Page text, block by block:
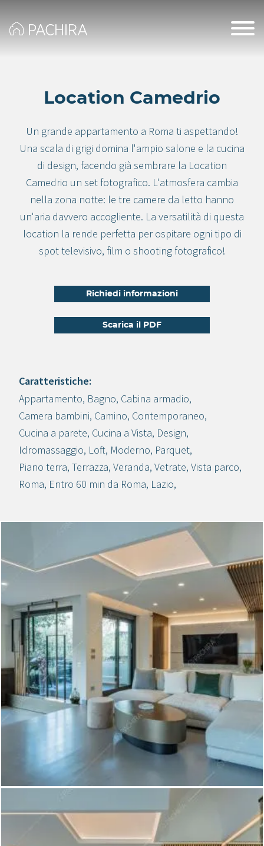
Location Camedrio
Un grande appartamento a Roma ti aspettando!
Una scala di grigi domina l'ampio salone e la cucina
di design, facendo già sembrare la Location
Camedrio un set fotografico. L'atmosfera cambia
nella zona notte: le tre camere da letto hanno
un'aria davvero accogliente. La versatilità di questa
location la rende perfetta per ospitare ogni tipo di
spot televisivo, film o shooting fotografico!
Richiedi informazioni
Scarica il PDF
Crea progetto
Caratteristiche:
Appartamento, Bagno, Cabina armadio,
Camera bambini, Camino, Contemporaneo,
Cucina a parete, Cucina a Vista, Design,
Idromassaggio, Loft, Moderno, Parquet,
Piano terra, Terrazza, Veranda, Vetrate, Vista parco,
Roma, Entro 60 min da Roma, Lazio,